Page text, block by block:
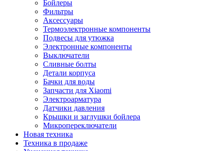
Бойлеры
Фильтры
Аксессуары
Термоэлектронные компоненты
Подвесы для утюжка
Электронные компоненты
Выключатели
Сливные болты
Детали корпуса
Бачки для воды
Запчасти для Xiaomi
Электроарматура
Датчики давления
Крышки и заглушки бойлера
Микропереключатели
Новая техника
Техника в продаже